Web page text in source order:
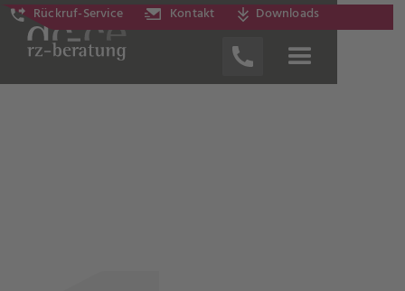
Rückruf-Service Kontakt Downloads